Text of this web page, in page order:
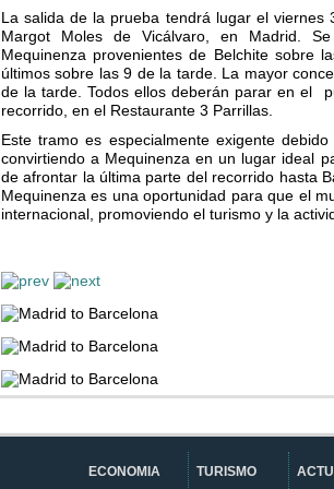
La salida de la prueba tendrá lugar el
Margot Moles de Vicálvaro, en Madrid.
Mequinenza provenientes de Belchite sobre
últimos sobre las 9 de la tarde. La mayor
de la tarde. Todos ellos deberán parar en el
recorrido, en el Restaurante 3 Parrillas.
Este tramo es especialmente exigente
convirtiendo a Mequinenza en un lugar ideal
de afrontar la última parte del recorrido hasta
Mequinenza es una oportunidad para que el
internacional, promoviendo el turismo y la
TURISMO
ECONOMIA